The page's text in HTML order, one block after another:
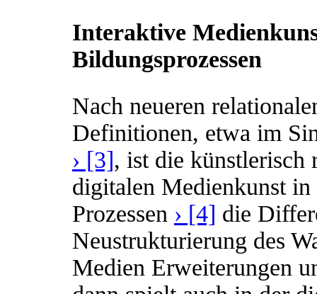
Interaktive
Bildungsprozessen
Nach neueren
Definitionen, etwa im
› [3], ist die künstlerisch
digitalen Medienkunst
Prozessen › [4] die
Neustrukturierung des
Medien Erweiterungen